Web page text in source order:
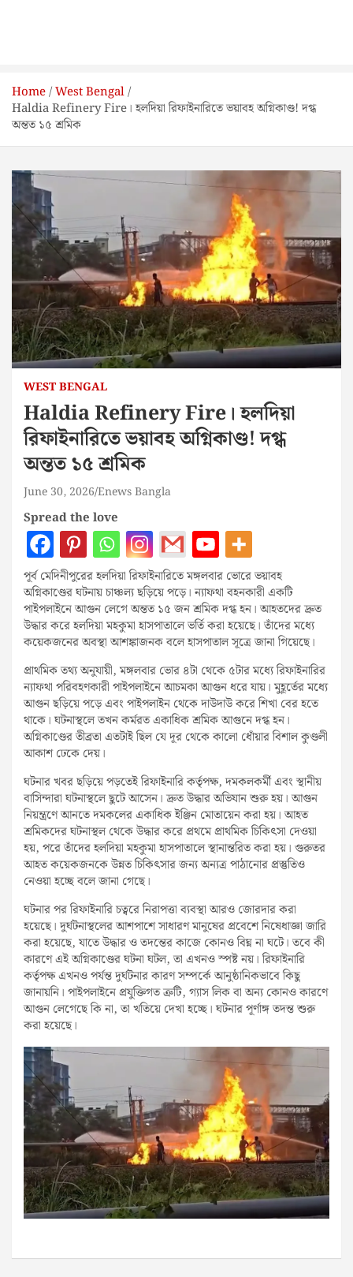
Home West Bengal
Haldia Refinery Fire। হলদিয়া রিফাইনারিতে ভয়াবহ অগ্নিকাণ্ড! দগ্ধ
অন্তত ১৫ শ্রমিক
WEST BENGAL
Haldia Refinery Fire। হলদিয়া
রিফাইনারিতে ভয়াবহ অগ্নিকাণ্ড! দগ্ধ
অন্তত ১৫ শ্রমিক
June 30, 2026 Enews Bangla
Spread the love
পূর্ব মেদিনীপুরের হলদিয়া রিফাইনারিতে মঙ্গলবার ভোরে ভয়াবহ
অগ্নিকাণ্ডের ঘটনায় চাঞ্চল্য ছড়িয়ে পড়ে। ন্যাফথা বহনকারী একটি
পাইপলাইনে আগুন লেগে অন্তত ১৫ জন শ্রমিক দগ্ধ হন। আহতদের দ্রুত
উদ্ধার করে হলদিয়া মহকুমা হাসপাতালে ভর্তি করা হয়েছে। তাঁদের মধ্যে
কয়েকজনের অবস্থা আশঙ্কাজনক বলে হাসপাতাল সূত্রে জানা গিয়েছে।
প্রাথমিক তথ্য অনুযায়ী, মঙ্গলবার ভোর ৪টা থেকে ৫টার মধ্যে রিফাইনারির
ন্যাফথা পরিবহণকারী পাইপলাইনে আচমকা আগুন ধরে যায়। মুহূর্তের মধ্যে
আগুন ছড়িয়ে পড়ে এবং পাইপলাইন থেকে দাউদাউ করে শিখা বের হতে
থাকে। ঘটনাস্থলে তখন কর্মরত একাধিক শ্রমিক আগুনে দগ্ধ হন।
অগ্নিকাণ্ডের তীব্রতা এতটাই ছিল যে দূর থেকে কালো ধোঁয়ার বিশাল কুণ্ডলী
আকাশ ঢেকে দেয়।
ঘটনার খবর ছড়িয়ে পড়তেই রিফাইনারি কর্তৃপক্ষ, দমকলকর্মী এবং স্থানীয়
বাসিন্দারা ঘটনাস্থলে ছুটে আসেন। দ্রুত উদ্ধার অভিযান শুরু হয়। আগুন
নিয়ন্ত্রণে আনতে দমকলের একাধিক ইঞ্জিন মোতায়েন করা হয়। আহত
শ্রমিকদের ঘটনাস্থল থেকে উদ্ধার করে প্রথমে প্রাথমিক চিকিৎসা দেওয়া
হয়, পরে তাঁদের হলদিয়া মহকুমা হাসপাতালে স্থানান্তরিত করা হয়। গুরুতর
আহত কয়েকজনকে উন্নত চিকিৎসার জন্য অন্যত্র পাঠানোর প্রস্তুতিও
নেওয়া হচ্ছে বলে জানা গেছে।
ঘটনার পর রিফাইনারি চত্বরে নিরাপত্তা ব্যবস্থা আরও জোরদার করা
হয়েছে। দুর্ঘটনাস্থলের আশপাশে সাধারণ মানুষের প্রবেশে নিষেধাজ্ঞা জারি
করা হয়েছে, যাতে উদ্ধার ও তদন্তের কাজে কোনও বিঘ্ন না ঘটে। তবে কী
কারণে এই অগ্নিকাণ্ডের ঘটনা ঘটল, তা এখনও স্পষ্ট নয়। রিফাইনারি
কর্তৃপক্ষ এখনও পর্যন্ত দুর্ঘটনার কারণ সম্পর্কে আনুষ্ঠানিকভাবে কিছু
জানায়নি। পাইপলাইনে প্রযুক্তিগত ত্রুটি, গ্যাস লিক বা অন্য কোনও কারণে
আগুন লেগেছে কি না, তা খতিয়ে দেখা হচ্ছে। ঘটনার পূর্ণাঙ্গ তদন্ত শুরু
করা হয়েছে।